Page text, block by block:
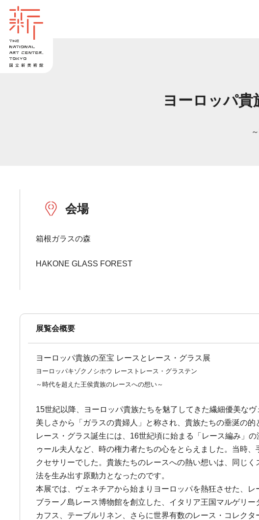
ヨーロッパ
会場
箱根ガラスの森
HAKONE GLASS FOREST
展覧会概要
ヨーロッパ貴族の至宝 レースとレース・グラス展
ヨーロッパキゾクノシホウ レーストレース・グラステン
～時代を超えた王侯貴族のレースへの想い～
15世紀以降、ヨーロッパ貴族たちを魅了してきた繊細優美な
美しさから「ガラスの貴婦人」と称され、貴族たちの垂涎の的
レース・グラス誕生には、16世紀頃に始まる「レース編み」
ゥール夫人など、時の権力者たちの心をとらえました。当時
クセサリーでした。貴族たちのレースへの熱い想いは、同じ
法を生み出す原動力となったのです。
本展では、ヴェネチアから始まりヨーロッパを熱狂させた、
ブラーノ島レース博物館を創立した、イタリア王国マルゲリ
カフス、テーブルリネン、さらに世界有数のレース・コレク